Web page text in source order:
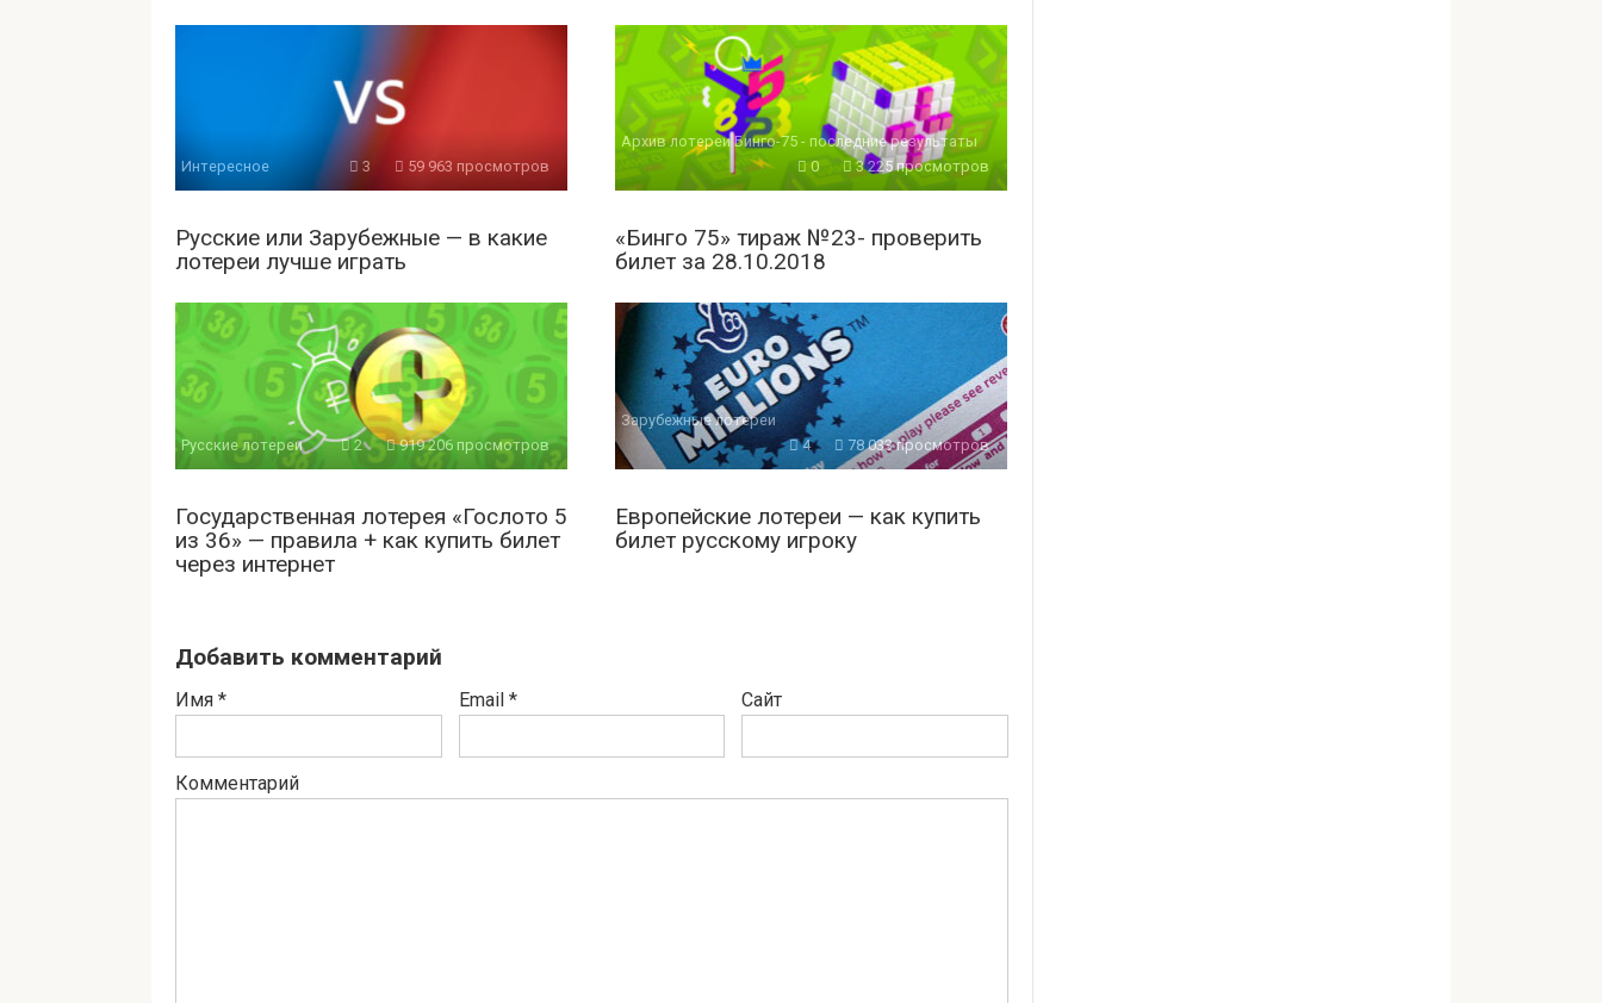
Интересное 3 59 963 просмотров
Русские или Зарубежные — в какие
лотереи лучше играть
Архив лотереи Бинго-75 - последние результаты
0
3 225 просмотров
«Бинго 75» тираж №23- проверить
билет за 28.10.2018
Русские лотереи 2 919 206 просмотров
Государственная лотерея «Гослото 5
из 36» — правила + как купить билет
через интернет
Зарубежные лотереи
4
78 033 просмотров
Европейские лотереи — как купить
билет русскому игроку
Добавить комментарий
Имя * Email * Сайт
Комментарий